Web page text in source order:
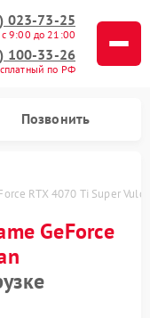
023-73-25
9:00 до 21:00
100-33-26
по РФ
Позвонить
RTX 4070 Ti Super
GeForce